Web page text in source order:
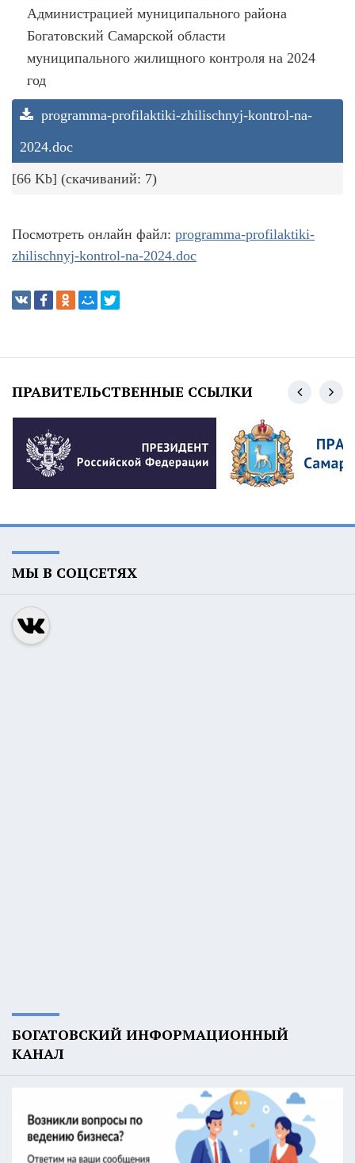
Администрацией муниципального района
Богатовский Самарской области
муниципального жилищного контроля на 2024
год
programma-profilaktiki-zhilischnyj-kontrol-na-
2024.doc
[66 Kb] (cкачиваний: 7)
Посмотреть онлайн файл: programma-profilaktiki-
zhilischnyj-kontrol-na-2024.doc
ПРАВИТЕЛЬСТВЕННЫЕ ССЫЛКИ
МЫ В СОЦСЕТЯХ
БОГАТОВСКИЙ ИНФОРМАЦИОННЫЙ
КАНАЛ